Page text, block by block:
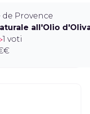
Provence
all'Olio
1 voti